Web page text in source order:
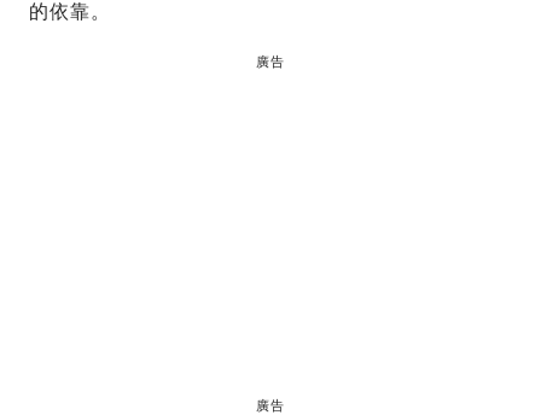
的依靠。
廣告
廣告